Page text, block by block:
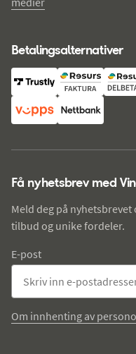
Betalingsalternativer
Få nyhetsbrev med
Meld deg på
tilbud og unike fordeler.
E-post
Om innhenting av